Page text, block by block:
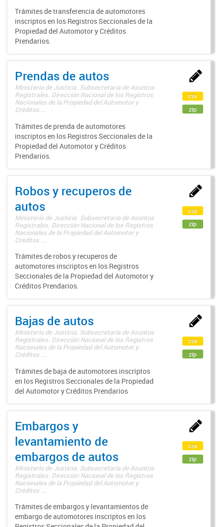
Trámites de transferencia de automotores
inscriptos en los Registros Seccionales de la
Propiedad del Automotor y Créditos
Prendarios.
Prendas de autos
Ministerio de Justicia. Subsecretaría de Asuntos
Registrales. Dirección Nacional de los Registros
Nacionales de la Propiedad del Automotor y
Créditos ...
Trámites de prenda de automotores
inscriptos en los Registros Seccionales de la
Propiedad del Automotor y Créditos
Prendarios.
csv
zip
Robos y recuperos de
autos
Ministerio de Justicia. Subsecretaría de Asuntos
Registrales. Dirección Nacional de los Registros
Nacionales de la Propiedad del Automotor y
Créditos ...
Trámites de robos y recuperos de
automotores inscriptos en los Registros
Seccionales de la Propiedad del Automotor y
Créditos Prendarios.
csv
zip
Bajas de autos
Ministerio de Justicia. Subsecretaría de Asuntos
Registrales. Dirección Nacional de los Registros
Nacionales de la Propiedad del Automotor y
Créditos ...
Trámites de baja de automotores inscriptos
en los Registros Seccionales de la Propiedad
del Automotor y Créditos Prendarios
csv
zip
Embargos y
levantamiento de
embargos de autos
Ministerio de Justicia. Subsecretaría de Asuntos
Registrales. Dirección Nacional de los Registros
Nacionales de la Propiedad del Automotor y
Créditos ...
Trámites de embargos y levantamientos de
embargo de automotores inscriptos en los
csv
zip